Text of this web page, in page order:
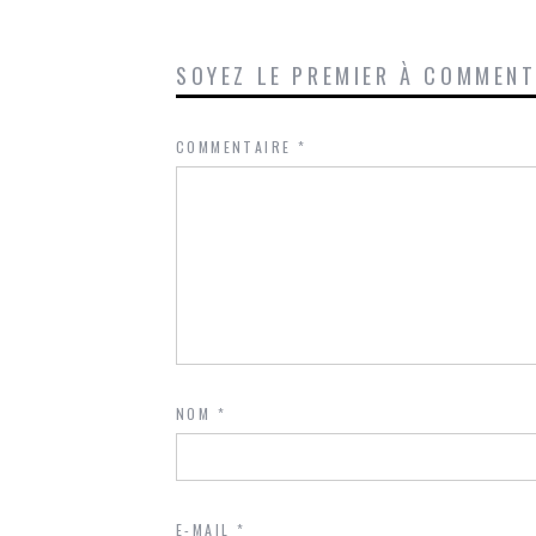
SOYEZ LE PREMIER À
COMMENTAIRE *
NOM *
E-MAIL *